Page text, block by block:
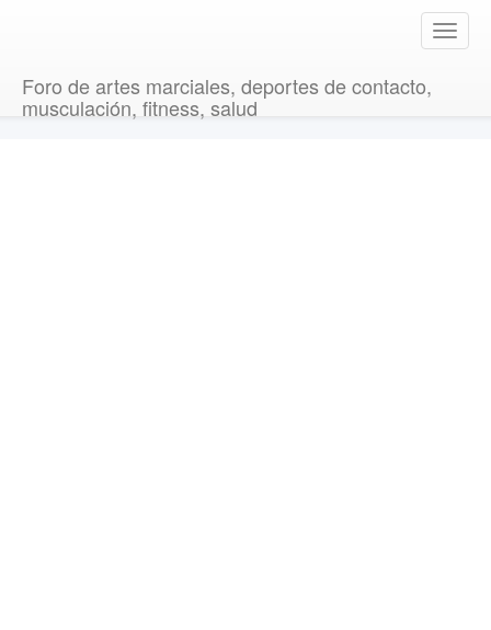
T
o
Foro de artes marciales, deportes de contacto,
musculación, fitness, salud